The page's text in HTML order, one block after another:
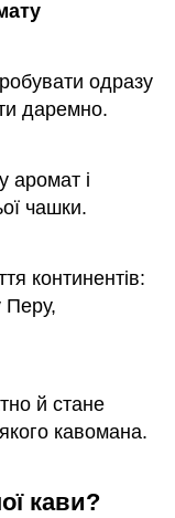
одразу
даремно.
аромат і
чашки.
континентів:
Перу,
й стане
кавомана.
кави?